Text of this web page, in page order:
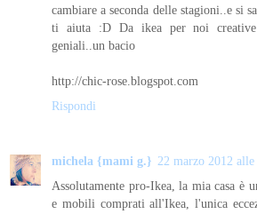
cambiare a seconda delle stagioni..e si
ti aiuta :D Da ikea per noi
geniali..un bacio
http://chic-rose.blogspot.com
Rispondi
michela {mami g.} 22 marzo 2012
Assolutamente pro-Ikea, la mia casa è
e mobili comprati all'Ikea, l'unica